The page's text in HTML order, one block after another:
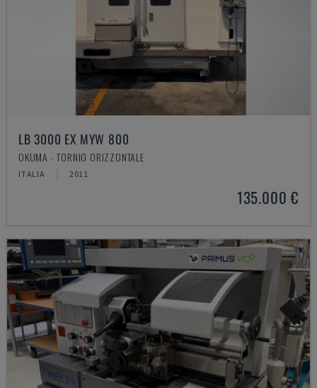
LB 3000 EX MYW 800
OKUMA - TORNIO ORIZZONTALE
ITALIA 2011
135.000 €